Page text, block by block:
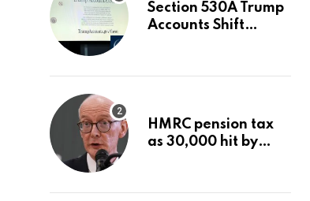
Section 530A Trump
Accounts Shift
HMRC pension tax
as 30,000 hit by